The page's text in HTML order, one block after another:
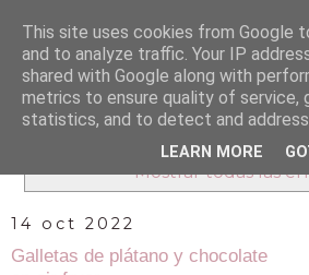
Mostrando entradas con la
Mostrar todas las
14 oct 2022
Galletas de plátano y chocolate
This site uses cookies from Google
and to analyze traffic. Your IP
shared with Google along with
metrics to ensure quality of service,
statistics, and to detect and address
LEARN MORE